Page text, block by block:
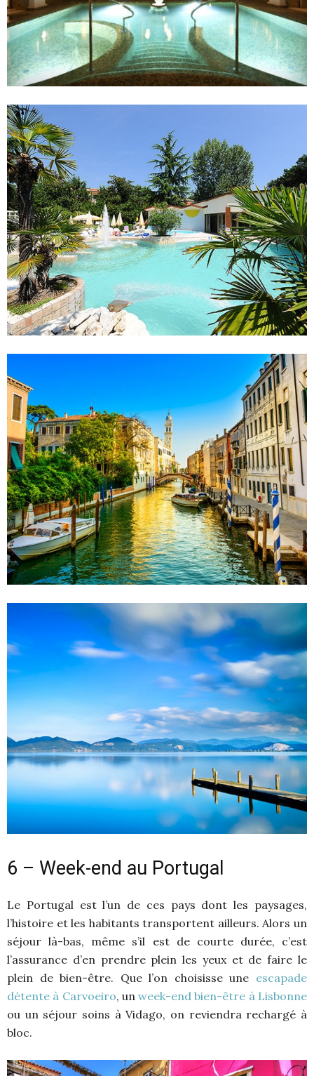
6 – Week-end au Portugal
Le Portugal est l’un de ces pays dont les paysages,
l’histoire et les habitants transportent ailleurs. Alors un
séjour là-bas, même s’il est de courte durée, c’est
l’assurance d’en prendre plein les yeux et de faire le
plein de bien-être. Que l’on choisisse une escapade
détente à Carvoeiro, unweek-end bien-être à Lisbonne
ou un séjour soins à Vidago, on reviendra rechargé à
bloc.